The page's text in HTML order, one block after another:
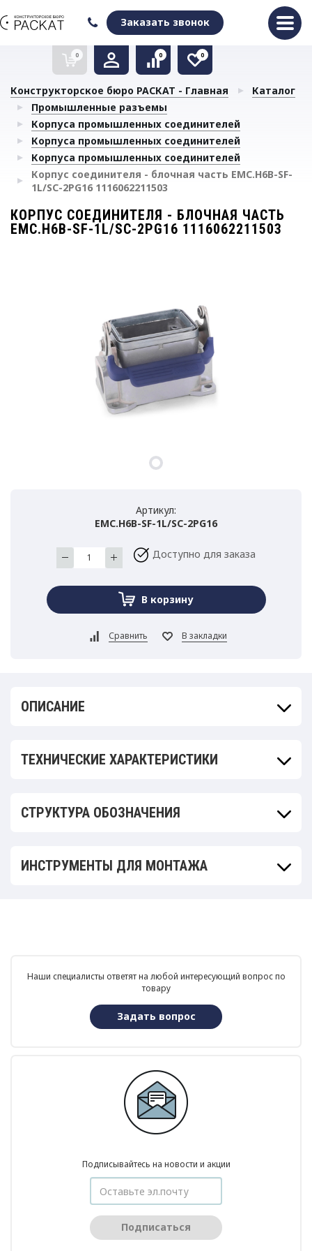
Заказать звонок
0
Очистить список сравнения
0
Очистить избранное
0
Конструкторское бюро РАСКАТ - Главная
Каталог
Промышленные разъемы
Корпуса промышленных соединителей
Корпуса промышленных соединителей
Корпуса промышленных соединителей
Корпус соединителя - блочная часть EMC.H6B-SF-
1L/SC-2PG16 1116062211503
КОРПУС СОЕДИНИТЕЛЯ - БЛОЧНАЯ ЧАСТЬ
EMC.H6B-SF-1L/SC-2PG16 1116062211503
Артикул:
EMC.H6B-SF-1L/SC-2PG16
Доступно для заказа
ОПИСАНИЕ
ТЕХНИЧЕСКИЕ ХАРАКТЕРИСТИКИ
СТРУКТУРА ОБОЗНАЧЕНИЯ
ИНСТРУМЕНТЫ ДЛЯ МОНТАЖА
Наши специалисты ответят на любой интересующий вопрос по
товару
Задать вопрос
Подписывайтесь на новости и акции
Подписаться